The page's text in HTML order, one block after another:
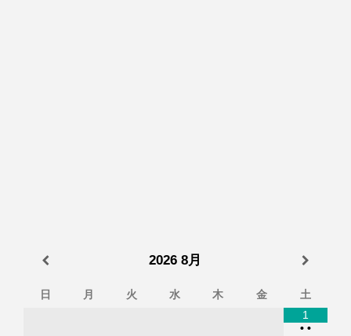
2026 8月
日 月 火 水 木 金
土
1
• •